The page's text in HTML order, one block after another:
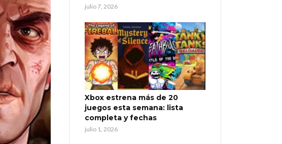
julio 7, 2026
Xbox estrena más de 20
juegos esta semana: lista
completa y fechas
julio 1, 2026